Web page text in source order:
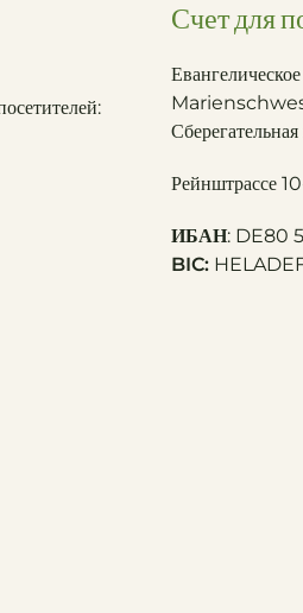
Счет для
Сберегательная
Рейнштрассе
ИБАН: DE80
BIC: